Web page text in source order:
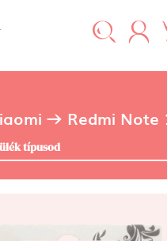
Redmi Note